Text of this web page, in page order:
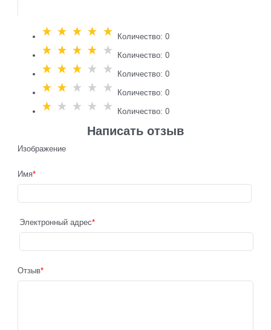
Количество: 0
Количество: 0
Количество: 0
Количество: 0
Количество: 0
Написать отзыв
Изображение
Имя
Электронный адрес
Отзыв